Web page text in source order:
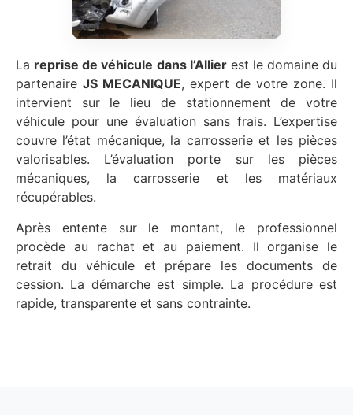
La reprise de véhicule dans l’Allier est le domaine du
partenaireJS MECANIQUE, expert de votre zone. Il
intervient sur le lieu de stationnement de votre
véhicule pour une évaluation sans frais. L’expertise
couvre l’état mécanique, la carrosserie et les pièces
valorisables. L’évaluation porte sur les pièces
mécaniques, la carrosserie et les matériaux
récupérables.
Après entente sur le montant, le professionnel
procède au rachat et au paiement. Il organise le
retrait du véhicule et prépare les documents de
cession. La démarche est simple. La procédure est
rapide, transparente et sans contrainte.